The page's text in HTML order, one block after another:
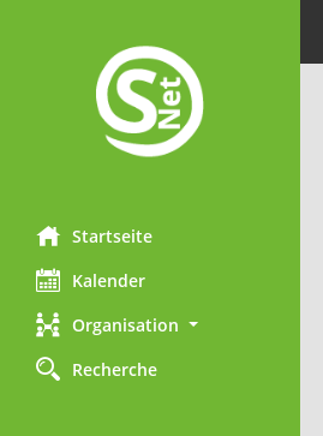
Startseite
Kalender
Organisation
Recherche